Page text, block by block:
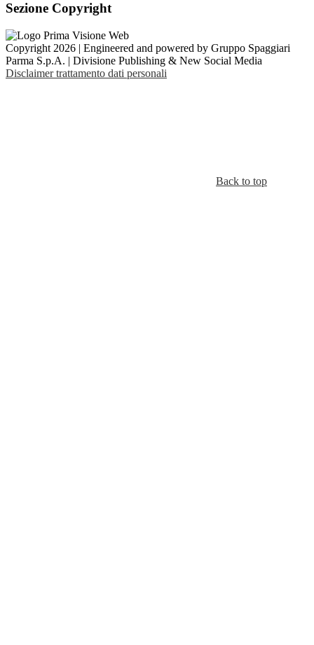
Sezione Copyright
Copyright 2026 | Engineered and powered by Gruppo Spaggiari
Parma S.p.A. | Divisione Publishing & New Social Media
Disclaimer trattamento dati personali
Back to top